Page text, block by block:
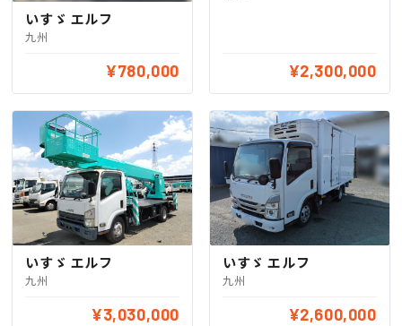
いすゞ エルフ
九州
¥780,000 ¥2,300,000
いすゞ エルフ
九州
¥3,030,000
いすゞ エルフ
九州
¥2,600,000